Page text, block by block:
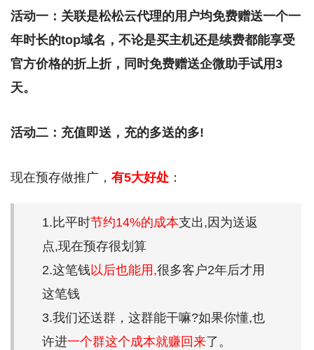
活动一：关联是松松云代理的用户均免费赠送一个一
年时长的top域名，不论是买主机还是续费都能享受
官方价格的折上折，同时免费赠送企微助手试用3
天。
活动二：充值即送，充的多送的多!
现在预存做推广， 有5大好处 ：
1.比平时节约14%的成本支出,因为送返
点,现在预存很划算
2.这笔钱 以后也能用,很多客户2年后才用
这笔钱
3.我们还送群，这群能干嘛?如果你懂,也
许进一个群这个成本就赚回来了。